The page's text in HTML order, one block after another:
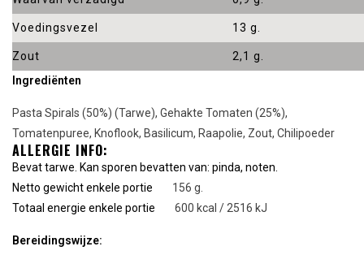
Voedingsvezel 13 g.
Zout
2,1 g.
Ingrediënten
Pasta Spirals (50%) (Tarwe), Gehakte Tomaten (25%),
Tomatenpuree, Knoflook, Basilicum, Raapolie, Zout, Chilipoeder
ALLERGIE INFO:
Bevat tarwe. Kan sporen bevatten van: pinda, noten.
Netto gewicht enkele portie
156 g.
Totaal energie enkele portie 600 kcal / 2516 kJ
Bereidingswijze: